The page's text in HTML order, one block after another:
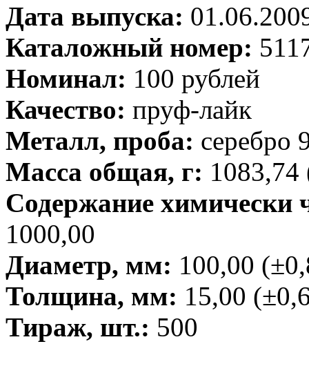
Дата выпуска:
Каталожный номер:
Номинал: 100 рублей
Качество: пруф-лайк
Металл, проба: серебро
Масса общая, г: 1083,74
Содержание химически
1000,00
Диаметр, мм: 100,00
Толщина, мм: 15,00
Тираж, шт.: 500